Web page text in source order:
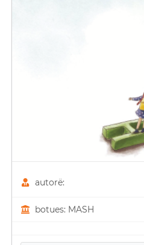
autorë:
botues: MASH